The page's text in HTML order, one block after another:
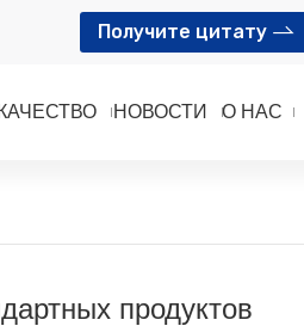
Получите цитату
КАЧЕСТВО НОВОСТИ О НАС
продуктов